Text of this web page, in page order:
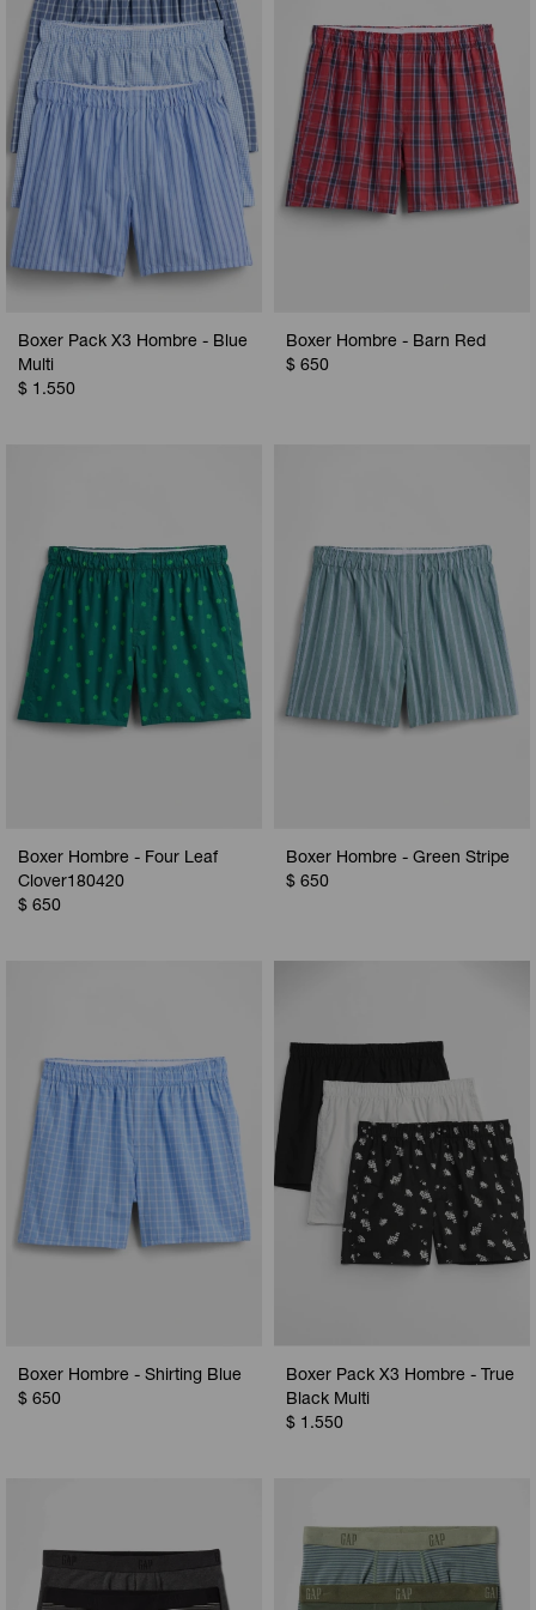
Boxer Pack X3 Hombre - Blue
Multi
$ 1.550
Boxer Hombre - Barn Red
$ 650
Boxer Hombre - Four Leaf
Clover180420
$ 650
Boxer Hombre - Green Stripe
$ 650
Boxer Hombre - Shirting Blue
$ 650
Boxer Pack X3 Hombre - True
Black Multi
$ 1.550
Camperas
Musculosas
Shorts
Vestidos y polleras
Pijamas
Calzas
Camperas
Chalecos
Shorts
Ropa interior
Polos
Camperas
Chalecos
Ropa interior
Pijamas
Camperas
Pijamas
Sets
Sets